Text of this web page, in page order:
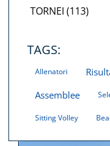
TORNEI (113)
TAGS:
Allenatori
Assemblee
Sitting Volley